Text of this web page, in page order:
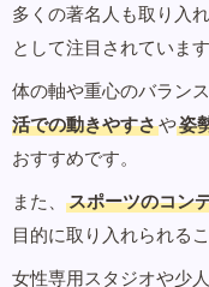
多くの著名人も取り入
として注目されています
体の軸や重心のバラン
活での動きやすさや姿
おすすめです。
また、
スポーツのコン
目的に取り入れられる
女性専用スタジオや少